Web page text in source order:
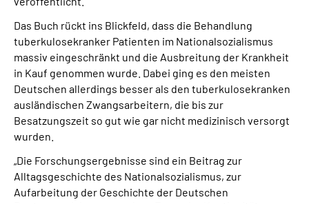
Das Buch rückt ins Blickfeld, dass die Behandlung
tuberkulosekranker Patienten im Nationalsozialismus
massiv eingeschränkt und die Ausbreitung der Krankheit
in Kauf genommen wurde. Dabei ging es den meisten
Deutschen allerdings besser als den tuberkulosekranken
ausländischen Zwangsarbeitern, die bis zur
Besatzungszeit so gut wie gar nicht medizinisch versorgt
wurden.
„Die Forschungsergebnisse sind ein Beitrag zur
Alltagsgeschichte des Nationalsozialismus, zur
Aufarbeitung der Geschichte der Deutschen